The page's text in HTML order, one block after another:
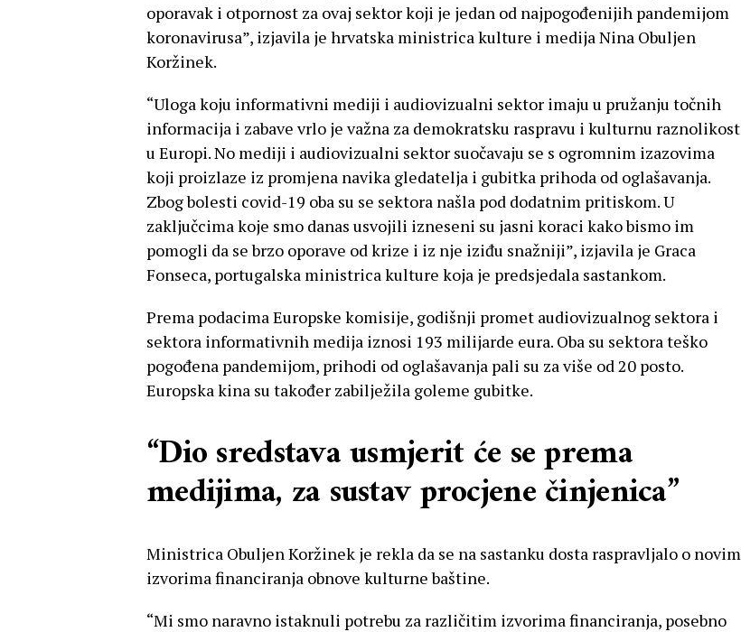
oporavak i otpornost za ovaj sektor koji je jedan od najpogođenijih pandemijom
koronavirusa”, izjavila je hrvatska ministrica kulture i medija Nina Obuljen
Koržinek.
“Uloga koju informativni mediji i audiovizualni sektor imaju u pružanju točnih
informacija i zabave vrlo je važna za demokratsku raspravu i kulturnu raznolikost
u Europi. No mediji i audiovizualni sektor suočavaju se s ogromnim izazovima
koji proizlaze iz promjena navika gledatelja i gubitka prihoda od oglašavanja.
Zbog bolesti covid-19 oba su se sektora našla pod dodatnim pritiskom. U
zaključcima koje smo danas usvojili izneseni su jasni koraci kako bismo im
pomogli da se brzo oporave od krize i iz nje iziđu snažniji”, izjavila je Graca
Fonseca, portugalska ministrica kulture koja je predsjedala sastankom.
Prema podacima Europske komisije, godišnji promet audiovizualnog sektora i
sektora informativnih medija iznosi 193 milijarde eura. Oba su sektora teško
pogođena pandemijom, prihodi od oglašavanja pali su za više od 20 posto.
Europska kina su također zabilježila goleme gubitke.
“Dio sredstava usmjerit će se prema
medijima, za sustav procjene činjenica”
Ministrica Obuljen Koržinek je rekla da se na sastanku dosta raspravljalo o novim
izvorima financiranja obnove kulturne baštine.
“Mi smo naravno istaknuli potrebu za različitim izvorima financiranja, posebno